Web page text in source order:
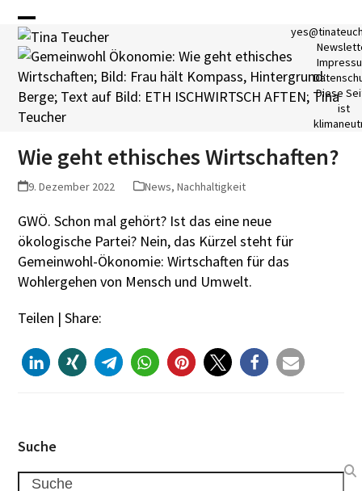
content
Open
mobile
menu
Close
mobile
menu
Wie geht ethisches Wirtschaften?
9. Dezember 2022 News, Nachhaltigkeit
GWÖ. Schon mal gehört? Ist das eine neue
ökologische Partei? Nein, das Kürzel steht für
Gemeinwohl-Ökonomie: Wirtschaften für das
Wohlergehen von Mensch und Umwelt.
Teilen | Share:
Suche
Search
Diese
ist